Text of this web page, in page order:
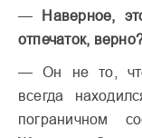
— Наверное,
отпечаток,
— Он не то,
всегда
пограничном